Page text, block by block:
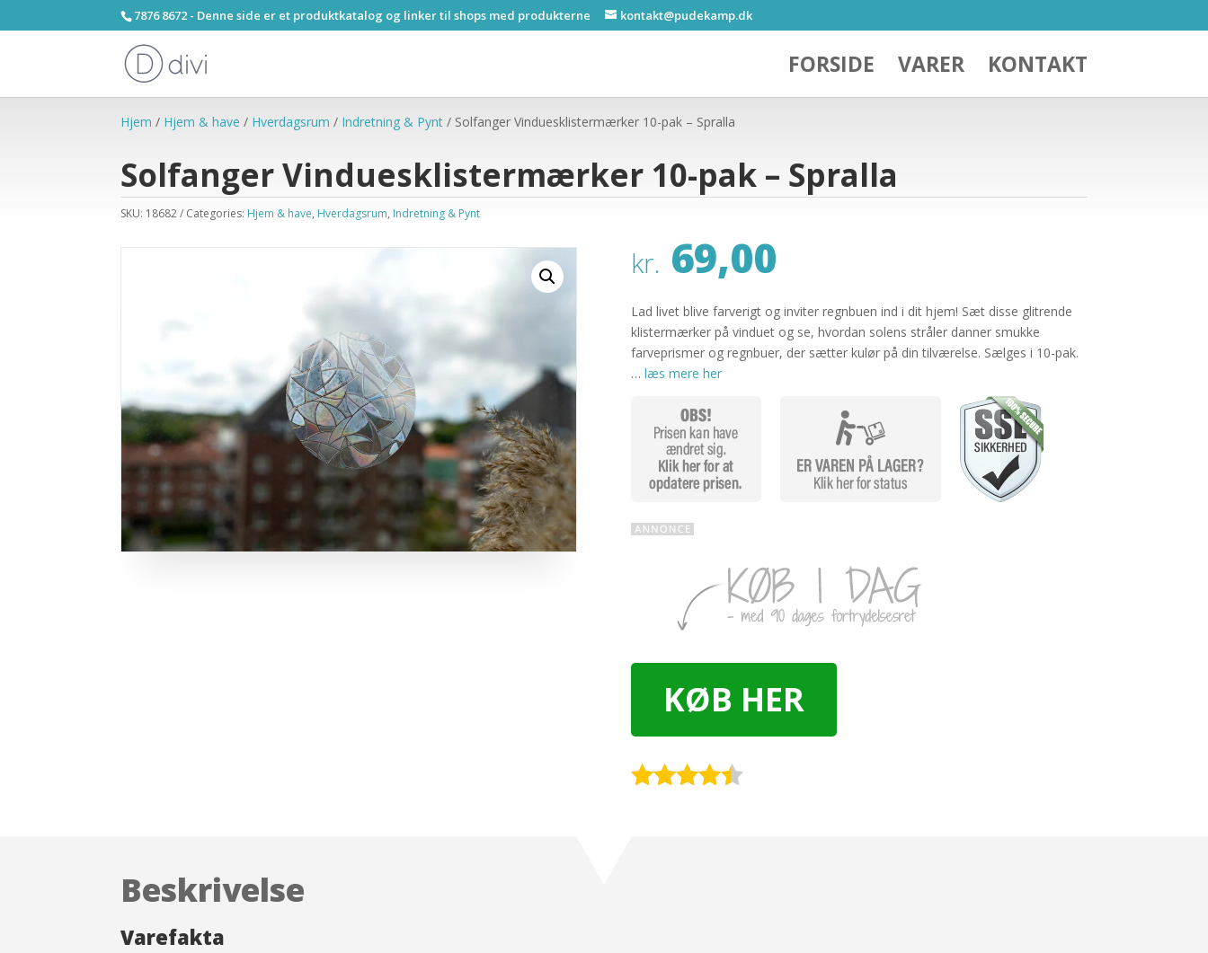
7876 8672 - Denne side er et produktkatalog og linker til shops med produkterne kontakt@pudekamp.dk
FORSIDE VARER KONTAKT
Hjem / Hjem & have / Hverdagsrum / Indretning & Pynt / Solfanger Vinduesklistermærker 10-pak – Spralla
Solfanger Vinduesklistermærker 10-pak – Spralla
SKU: 18682 Categories: Hjem & have, Hverdagsrum, Indretning & Pynt
kr. 69,00
Lad livet blive farverigt og inviter regnbuen ind i dit hjem! Sæt disse glitrende
klistermærker på vinduet og se, hvordan solens stråler danner smukke
farveprismer og regnbuer, der sætter kulør på din tilværelse. Sælges i 10-pak.
… læs mere her
KØB HER
Beskrivelse
Varefakta